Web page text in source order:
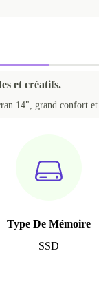
et créatifs.
14", grand confort
Type De Mémoire
SSD